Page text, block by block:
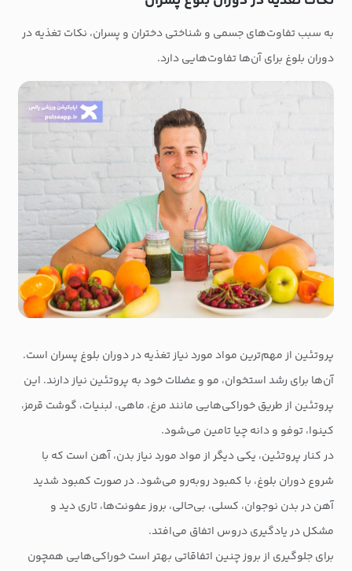
به سبب تفاوت‌های جسمی و شناختی دختران و پسران، نکات تغذیه در
دوران بلوغ برای آن‌ها تفاوت‌هایی دارد.
پروتئین از مهم‌ترین مواد مورد نیاز تغذیه در دوران بلوغ پسران است.
آن‌ها برای رشد استخوان، مو و عضلات خود به پروتئین نیاز دارند. این
پروتئین از طریق خوراکی‌هایی مانند مرغ، ماهی، لبنیات، گوشت قرمز،
کینوا، توفو و دانه چیا تامین می‌شود.
در کنار پروتئین، یکی دیگر از مواد مورد نیاز بدن، آهن است که با
شروع دوران بلوغ، با کمبود روبه‌رو می‌شود. در صورت کمبود شدید
آهن در بدن نوجوان، کسلی، بی‌حالی، بروز عفونت‌ها، تاری دید و
مشکل در یادگیری دروس اتفاق می‌افتد.
برای جلوگیری از بروز چنین اتفاقاتی بهتر است خوراکی‌هایی همچون